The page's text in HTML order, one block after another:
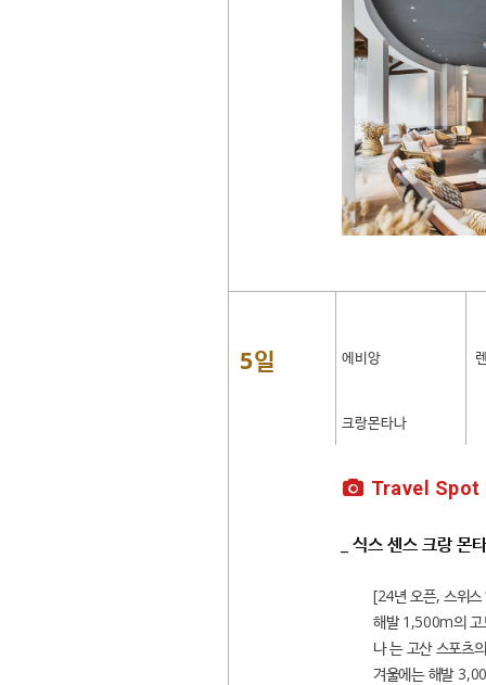
5일 에비앙
크랑몬타나
Travel Spot
_ 식스 센스 크랑 몬
[24년 오픈, 스위스
해발 1,500m의 고
나 는 고산 스포츠
겨울에는 해발